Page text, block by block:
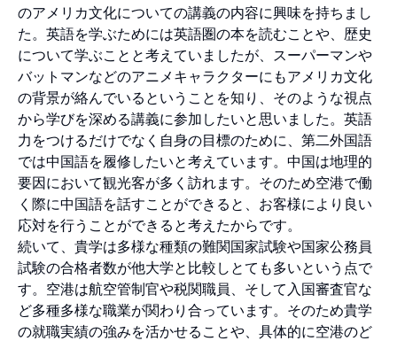
のアメリカ文化についての講義の内容に興味を持ちまし
た。英語を学ぶためには英語圏の本を読むことや、歴史
について学ぶことと考えていましたが、スーパーマンや
バットマンなどのアニメキャラクターにもアメリカ文化
の背景が絡んでいるということを知り、そのような視点
から学びを深める講義に参加したいと思いました。英語
力をつけるだけでなく自身の目標のために、第二外国語
では中国語を履修したいと考えています。中国は地理的
要因において観光客が多く訪れます。そのため空港で働
く際に中国語を話すことができると、お客様により良い
応対を行うことができると考えたからです。
続いて、貴学は多様な種類の難関国家試験や国家公務員
試験の合格者数が他大学と比較しとても多いという点で
す。空港は航空管制官や税関職員、そして入国審査官な
ど多種多様な職業が関わり合っています。そのため貴学
の就職実績の強みを活かせることや、具体的に空港のど